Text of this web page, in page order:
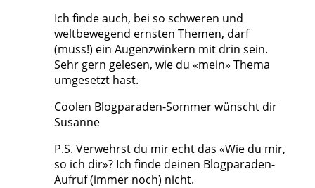
Ich finde auch, bei so schweren und
weltbewegend ernsten Themen, darf
(muss!) ein Augenzwinkern mit drin sein.
Sehr gern gelesen, wie du «mein» Thema
umgesetzt hast.
Coolen Blogparaden-Sommer wünscht dir
Susanne
P.S. Verwehrst du mir echt das «Wie du mir,
so ich dir»? Ich finde deinen Blogparaden-
Aufruf (immer noch) nicht.